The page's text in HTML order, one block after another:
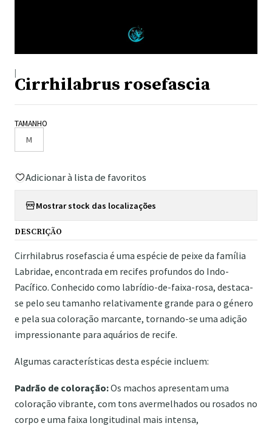
|
Cirrhilabrus rosefascia
TAMANHO
M
Adicionar à lista de favoritos
Mostrar stock das localizações
DESCRIÇÃO
Cirrhilabrus rosefascia é uma espécie de peixe da família
Labridae, encontrada em recifes profundos do Indo-
Pacífico. Conhecido como labrídio-de-faixa-rosa, destaca-
se pelo seu tamanho relativamente grande para o género
e pela sua coloração marcante, tornando-se uma adição
impressionante para aquários de recife.
Algumas características desta espécie incluem:
Padrão de coloração:Os machos apresentam uma
coloração vibrante, com tons avermelhados ou rosados no
corpo e uma faixa longitudinal mais intensa,